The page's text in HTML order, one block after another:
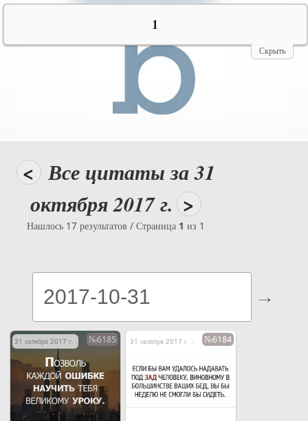
< Все цитаты за 31
октября 2017 г. >
Нашлось 17 результатов / Страница 1 из 1
31 октября 2017 г. в 22:36№6185 31 октября 2017 г. в 19:31№6184
Скрыть
1